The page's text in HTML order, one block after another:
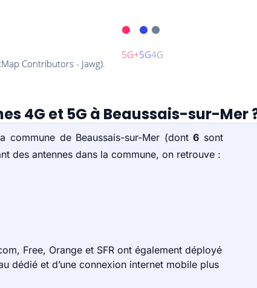
4G et 5G à Beaussais-sur-Mer
commune de Beaussais-sur-Mer (dont6 sont
des antennes dans la commune, on retrouve :
Free, Orange et SFR ont également déployé
dédié et d’une connexion internet mobile plus